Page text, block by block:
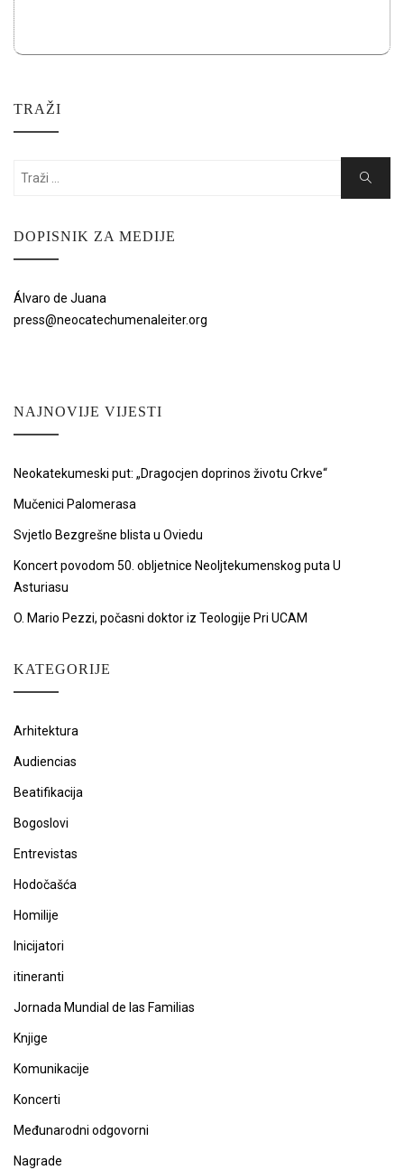
TRAŽI
Search
Search
DOPISNIK ZA MEDIJE
Álvaro de Juana
press@neocatechumenaleiter.org
NAJNOVIJE VIJESTI
Neokatekumeski put: „Dragocjen doprinos životu Crkve“
Mučenici Palomerasa
Svjetlo Bezgrešne blista u Oviedu
Koncert povodom 50. obljetnice Neoljtekumenskog puta U
Asturiasu
O. Mario Pezzi, počasni doktor iz Teologije Pri UCAM
KATEGORIJE
Arhitektura
Audiencias
Beatifikacija
Bogoslovi
Entrevistas
Hodočašća
Homilije
Inicijatori
itineranti
Jornada Mundial de las Familias
Knjige
Komunikacije
Koncerti
Međunarodni odgovorni
Nagrade